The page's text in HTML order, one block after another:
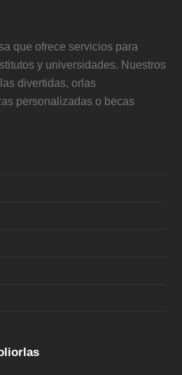
que ofrece servicios para
y universidades. Nuestros
divertidas, orlas
personalizadas o becas